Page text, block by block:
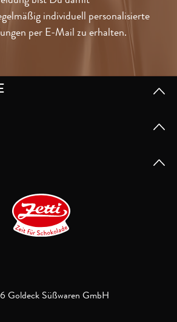
individuell personalisierte
per E-Mail zu erhalten.
Goldeck Süßwaren GmbH